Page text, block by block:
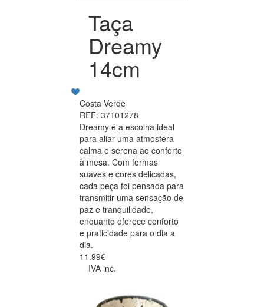
Taça
Dreamy
14cm
Costa Verde
REF: 37101278
Dreamy é a escolha ideal
para aliar uma atmosfera
calma e serena ao conforto
à mesa. Com formas
suaves e cores delicadas,
cada peça foi pensada para
transmitir uma sensação de
paz e tranquilidade,
enquanto oferece conforto
e praticidade para o dia a
dia.
11.99€
IVA inc.